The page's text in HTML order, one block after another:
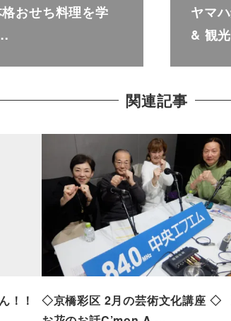
おせち料理を学
ヤマ
& 観
関連記事
！！
◇京橋彩区 2月の芸術文化講座 ◇